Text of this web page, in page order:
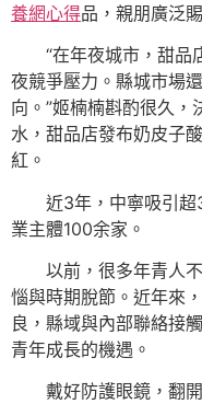
養網心得品，親朋廣泛
“在年夜城市，甜品
夜競爭壓力。縣城市場
向。”姬楠楠斟酌很久，
水，甜品店發布奶皮子
紅。
近3年，中寧吸引
業主體100余家。
以前，很多年青人
惱與時期脫節。近年來
良，縣域與內部聯絡接
青年成長的機遇。
戴好防護眼鏡，翻